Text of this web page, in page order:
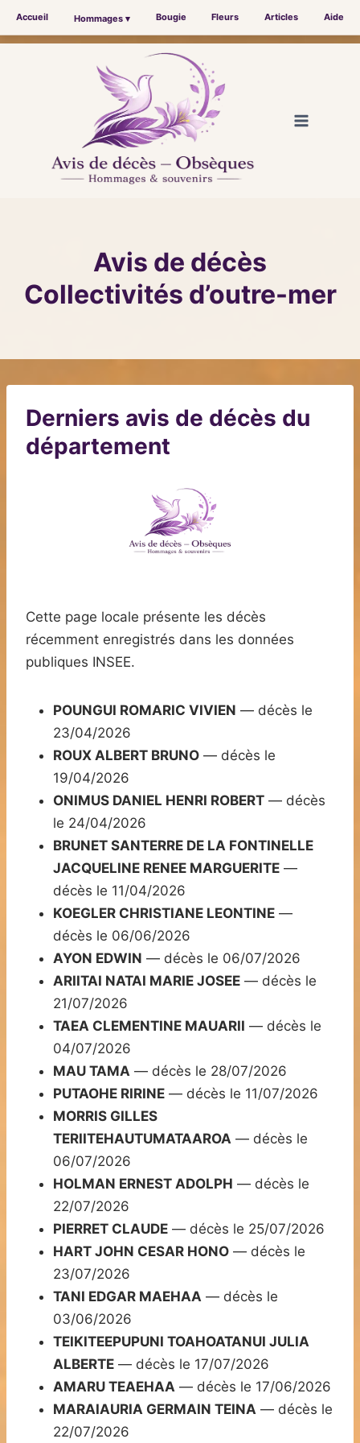
Accueil Hommages ▾ Bougie Fleurs Articles Aide
Avis de décès
Collectivités d’outre-mer
Derniers avis de décès du
département
Cette page locale présente les décès
récemment enregistrés dans les données
publiques INSEE.
POUNGUI ROMARIC VIVIEN — décès le
23/04/2026
ROUX ALBERT BRUNO — décès le
19/04/2026
ONIMUS DANIEL HENRI ROBERT — décès
le 24/04/2026
BRUNET SANTERRE DE LA FONTINELLE
JACQUELINE RENEE MARGUERITE —
décès le 11/04/2026
KOEGLER CHRISTIANE LEONTINE —
décès le 06/06/2026
AYON EDWIN — décès le 06/07/2026
ARIITAI NATAI MARIE JOSEE — décès le
21/07/2026
TAEA CLEMENTINE MAUARII — décès le
04/07/2026
MAU TAMA — décès le 28/07/2026
PUTAOHE RIRINE — décès le 11/07/2026
MORRIS GILLES
TERIITEHAUTUMATAAROA — décès le
06/07/2026
HOLMAN ERNEST ADOLPH — décès le
22/07/2026
PIERRET CLAUDE — décès le 25/07/2026
HART JOHN CESAR HONO — décès le
23/07/2026
TANI EDGAR MAEHAA — décès le
03/06/2026
TEIKITEEPUPUNI TOAHOATANUI JULIA
ALBERTE — décès le 17/07/2026
AMARU TEAEHAA — décès le 17/06/2026
MARAIAURIA GERMAIN TEINA — décès le
22/07/2026